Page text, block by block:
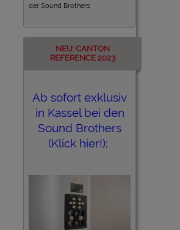
der Sound Brothers
NEU: CANTON
REFERENCE 2023
Ab sofort exklusiv
in Kassel bei den
Sound Brothers
(Klick hier!):